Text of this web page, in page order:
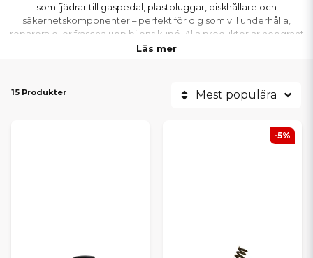
som fjädrar till gaspedal, plastpluggar, diskhållare och
säkerhetskomponenter – perfekt för dig som vill underhålla,
reparera eller fräscha upp bilens kupé. Alla produkter är noggrant
utvalda för att passa modellerna Ligier Myli, JS60, JS50, JS50L, IXO,
din mopedbil både känns och ser ut som ny igen.
Läs mer
15 Produkter Mest populära
-5%